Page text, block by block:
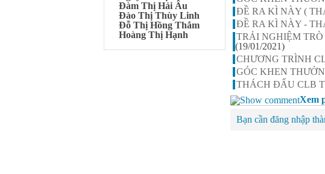
Giải Ba kỳ thi chọn HSG cấp
tỉnh môn Toán.
Lê Minh Chiến- Lớp 9A3
Giải Ba kỳ thi chọn HSG cấp
tỉnh môn Sinh học.
Đàm Thị Hải Âu
Đào Thị Thùy Linh
Đỗ Thị Hồng Thắm
Hoàng Thị Hạnh
ĐỀ RA KÌ NÀY (
ĐỀ RA KÌ NÀY -
TRẢI NGHIỆM
(19/01/2021)
CHƯƠNG TRÌNH
GÓC KHEN
THÁCH ĐẤU CLB
Xem
Bạn cần đăng nhập